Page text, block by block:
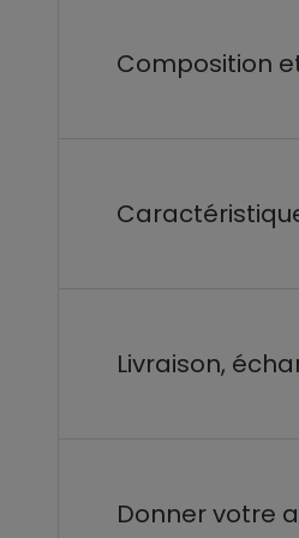
Composition
Livraison,
Donner votre